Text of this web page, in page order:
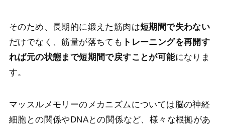
そのため、長期的に鍛えた筋肉は短期間で失わない
だけでなく、筋量が落ちても トレーニングを再開す
れば元の状態まで短期間で戻すことが可能になりま
す。
マッスルメモリーのメカニズムについては脳の神経
細胞との関係やDNAとの関係など、様々な根拠があ